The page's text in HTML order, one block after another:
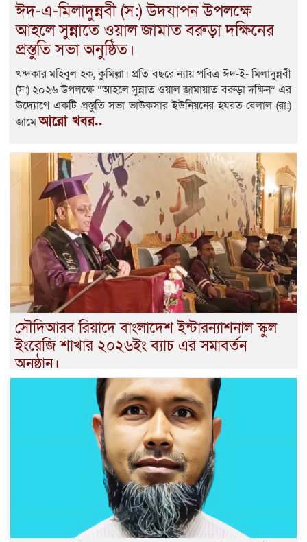
ঈদ-এ-মিলাদুন্নবী (স:) উদযাপন উপলক্ষে
আহলে সুন্নাতে ওয়াল জামাত বরুড়া দক্ষিনের
প্রস্তুতি সভা অনুষ্ঠিত।
খন্দকার মহিবুল হক, কুমিল্লা। প্রতি বছরে ন্যায় পবিত্র ঈদ-ই- মিলাদুন্নবী
(স:) ২০২৬ উপলক্ষে “আহলে সুন্নাত ওয়াল জামায়াত বরুড়া দক্ষিন” এর
উদ্যোগে একটি প্রস্তুতি সভা ভাউকসার ইউনিয়নের হযরত বেলাল (রা:)
জামেআরো খবর..
সৌদিআরব রিয়াদে বাংলাদেশ ইন্টারন্যাশনাল স্কুল
ইংরেজি শাখার ২০২৬ইং ব‍্যাচ এর সমাবর্তন
অনুষ্ঠান।